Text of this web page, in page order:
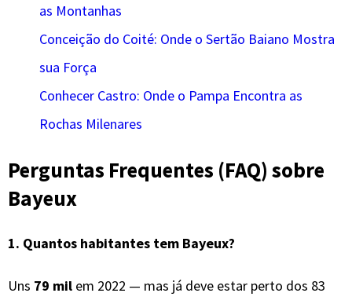
as Montanhas
Conceição do Coité: Onde o Sertão Baiano Mostra
sua Força
Conhecer Castro: Onde o Pampa Encontra as
Rochas Milenares
Perguntas Frequentes (FAQ) sobre
Bayeux
1. Quantos habitantes tem Bayeux?
Uns 79 mil em 2022 — mas já deve estar perto dos 83